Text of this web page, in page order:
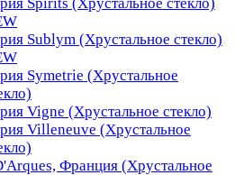
Sublym (Хрустальное стекло)
Symetrie (Хрустальное
Vigne (Хрустальное стекло)
Villeneuve (Хрустальное
Франция (Хрустальное